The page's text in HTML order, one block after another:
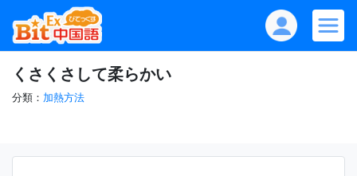
くさくさして柔らかい
分類： 加熱方法